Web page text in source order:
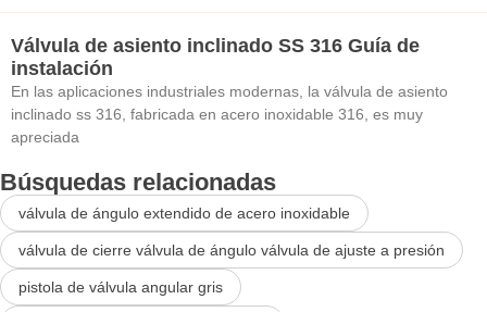
Válvula de asiento inclinado SS 316 Guía de
instalación
En las aplicaciones industriales modernas, la válvula de asiento
inclinado ss 316, fabricada en acero inoxidable 316, es muy
apreciada
Búsquedas relacionadas
válvula de ángulo extendido de acero inoxidable
válvula de cierre válvula de ángulo válvula de ajuste a presión
pistola de válvula angular gris